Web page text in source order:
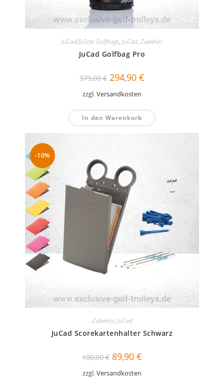
JuCad/JuStar Golfbags, JuCad, Zubehör
JuCad Golfbag Pro
379,00€ Ursprünglicher
Preis
war:
379,00 €
294,90 €
zzgl.Versandkosten
In den Warenkorb
-10%
Zubehör, JuCad
JuCad Scorekartenhalter Schwarz
100,00€ Ursprünglicher
Preis
war:
100,00 €
89,90 €
zzgl.Versandkosten